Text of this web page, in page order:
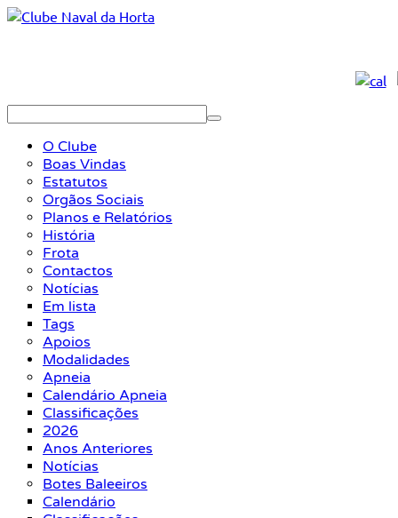
O Clube
Boas Vindas
Estatutos
Orgãos Sociais
Planos e Relatórios
História
Frota
Contactos
Notícias
Em lista
Tags
Apoios
Modalidades
Apneia
Calendário Apneia
Classificações
2026
Anos Anteriores
Notícias
Botes Baleeiros
Calendário